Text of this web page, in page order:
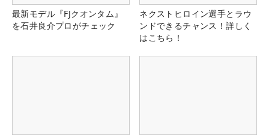
最新モデル『FJクオンタム』
を石井良介プロがチェック
ネクストヒロイン選手とラウ
ンドできるチャンス！詳しく
はこちら！